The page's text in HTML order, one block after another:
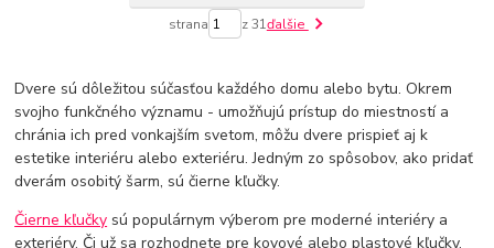
strana z 31ďalšie
Dvere sú dôležitou súčasťou každého domu alebo bytu. Okrem
svojho funkčného významu - umožňujú prístup do miestností a
chránia ich pred vonkajším svetom, môžu dvere prispieť aj k
estetike interiéru alebo exteriéru. Jedným zo spôsobov, ako pridať
dverám osobitý šarm, sú čierne kľučky.
Čierne kľučky sú populárnym výberom pre moderné interiéry a
exteriéry. Či už sa rozhodnete pre kovové alebo plastové kľučky,